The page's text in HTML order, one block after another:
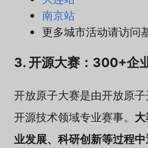
南京站
更多城市活动请访问
3. 开源大赛：300+企
开放原子大赛是由开放原
开源技术领域专业赛事。
业发展、科研创新等过程中